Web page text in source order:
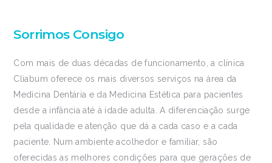
Sorrimos Consigo
Com mais de duas décadas de funcionamento, a clínica
Cliabum oferece os mais diversos serviços na área da
Medicina Dentária e da Medicina Estética para pacientes
desde a infância até à idade adulta. A diferenciação surge
pela qualidade e atenção que dá a cada caso e a cada
paciente. Num ambiente acolhedor e familiar, são
oferecidas as melhores condições para que gerações de